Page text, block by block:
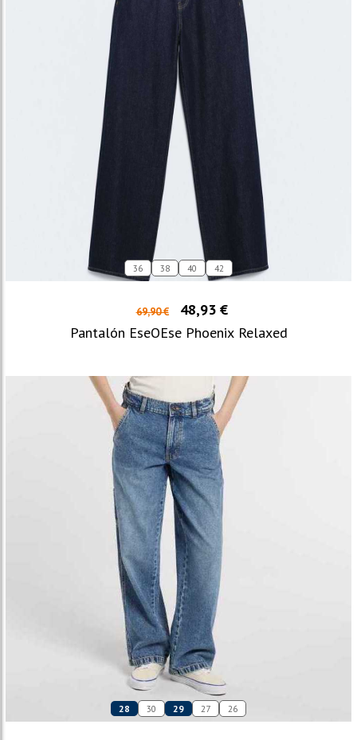
36 38 40 42
69,90 €
48,93 €
Pantalón EseOEse Phoenix Relaxed
28 30 29 27 26